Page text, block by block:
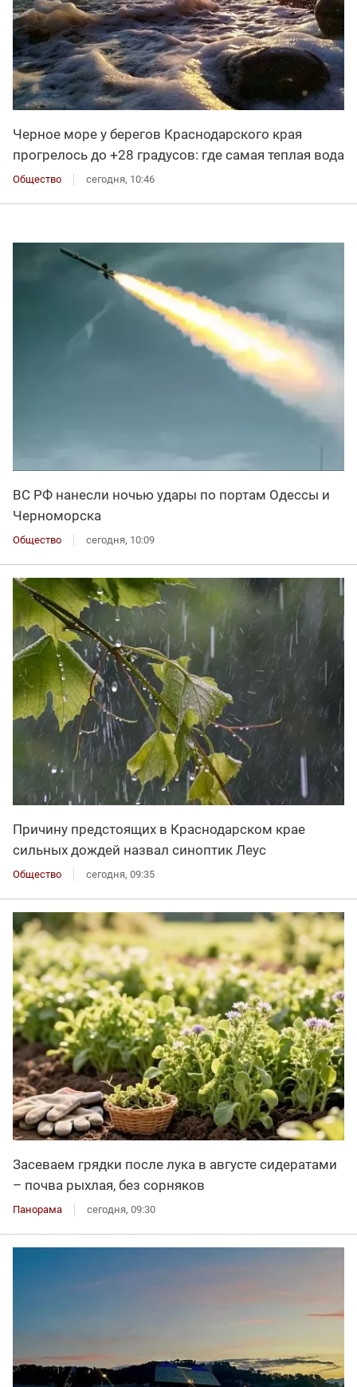
Черное море у берегов Краснодарского края
прогрелось до +28 градусов: где самая теплая вода
Общество сегодня, 10:46
ВС РФ нанесли ночью удары по портам Одессы и
Черноморска
Общество сегодня, 10:09
Причину предстоящих в Краснодарском крае
сильных дождей назвал синоптик Леус
Общество сегодня, 09:35
Засеваем грядки после лука в августе сидератами
– почва рыхлая, без сорняков
Панорама сегодня, 09:30